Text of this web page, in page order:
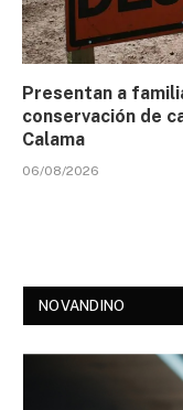
Presentan a
conservación de
Calama
06/08/2026
NOVANDINO